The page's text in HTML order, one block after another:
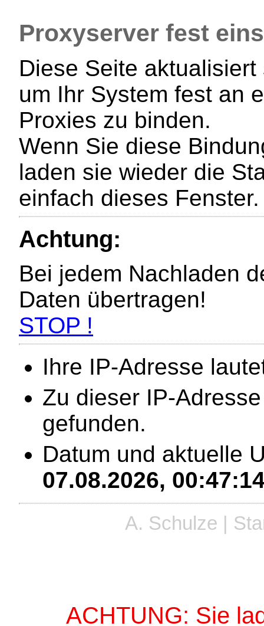
Proxyserver fest
Diese Seite
um Ihr System fest an
Proxies zu binden.
Wenn Sie diese
laden sie wieder die
einfach dieses Fenster.
Achtung:
Bei jedem Nachladen
Daten übertragen!
STOP !
Ihre IP-Adresse
Zu dieser IP-
gefunden.
Datum und aktuelle
07.08.2026,
A. Schulze |
ACHTUNG: Sie